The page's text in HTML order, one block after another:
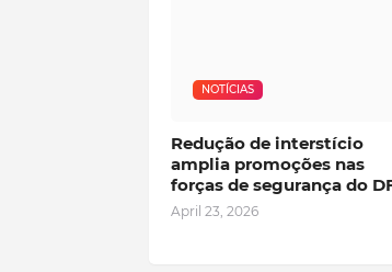
NOTÍCIAS
Redução de interstício
amplia promoções nas
forças de segurança do
April 23, 2026